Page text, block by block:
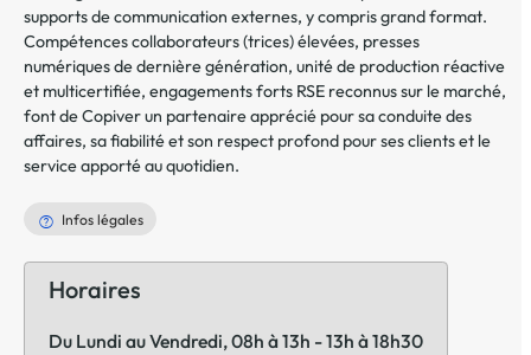
supports de communication externes, y compris grand format.
Compétences collaborateurs (trices) élevées, presses
numériques de dernière génération, unité de production réactive
et multicertifiée, engagements forts RSE reconnus sur le marché,
font de Copiver un partenaire apprécié pour sa conduite des
affaires, sa fiabilité et son respect profond pour ses clients et le
service apporté au quotidien.
Infos légales
Horaires
Du Lundi au Vendredi, 08h à 13h - 13h à 18h30